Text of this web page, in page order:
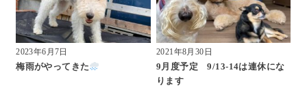
2023年6月7日
梅雨がやってきた
2021年8月30日
9月度予定 9/13-14は連休にな
ります